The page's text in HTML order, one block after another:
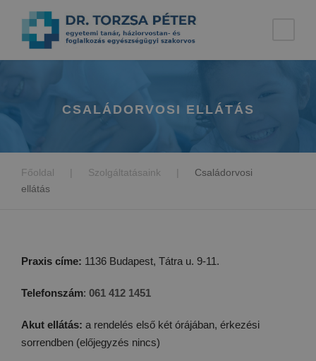
CSALÁDORVOSI ELLÁTÁS
Főoldal | Szolgáltatásaink |
Családorvosi
ellátás
Praxis címe: 1136 Budapest, Tátra u. 9-11.
Telefonszám: 061 412 1451
Akut ellátás: a rendelés első két órájában, érkezési
sorrendben (előjegyzés nincs)